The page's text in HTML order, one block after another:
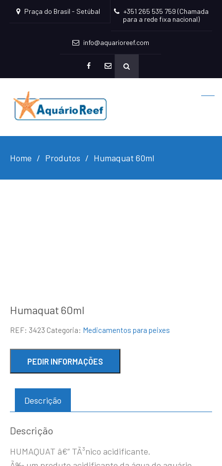
Praça do Brasil - Setúbal
+351 265 535 759 (Chamada
para a rede fixa nacional)
info@aquarioreef.com
mailto
Home Produtos Humaquat 60ml
Humaquat 60ml
REF: 3423 Categoria: Medicamentos para peixes
Descrição
Descrição
HUMAQUAT â€“ TÃ³nico acidificante.